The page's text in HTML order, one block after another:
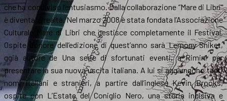
che ha condiviso l’entusiasmo. Dalla collaborazione “Mare di Libri”
è diventata realtà. Nel marzo 2008 è stata fondata l’Associazione
Culturale Mare di Libri che gestisce completamente il Festival.
Ospite d’onore dell’edizione di quest’anno sarà Lemony Sniket,
ggià autore de Una serie di sfortunati eventi, a Rimini per
presentare la sua nuova uscita italiana. A lui si aggiungono tanti
nomi italiani e stranieri, a partire dall’inglese Kevin Brooks,
ospite con L’Estate del Coniglio Nero, una storia incisiva e